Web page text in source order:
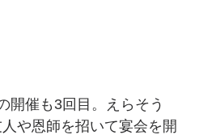
開催も3回目。えらそう
や恩師を招いて宴会を開